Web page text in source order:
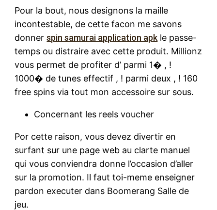
Pour la bout, nous designons la maille
incontestable, de cette facon me savons
donnerspin samurai application apk le passe-
temps ou distraire avec cette produit. Millionz
vous permet de profiter d’ parmi 1� , !
1000� de tunes effectif , ! parmi deux , ! 160
free spins via tout mon accessoire sur sous.
Concernant les reels voucher
Por cette raison, vous devez divertir en
surfant sur une page web au clarte manuel
qui vous conviendra donne l’occasion d’aller
sur la promotion. Il faut toi-meme enseigner
pardon executer dans Boomerang Salle de
jeu.